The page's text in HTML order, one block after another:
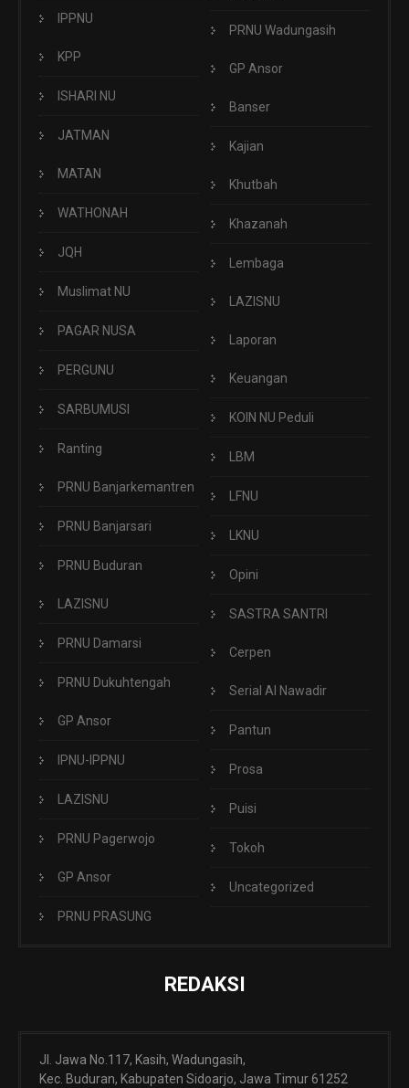
IPPNU
KPP
ISHARI NU
JATMAN
MATAN
WATHONAH
JQH
Muslimat NU
PAGAR NUSA
PERGUNU
SARBUMUSI
Ranting
PRNU Banjarkemantren
PRNU Banjarsari
PRNU Buduran
LAZISNU
PRNU Damarsi
PRNU Dukuhtengah
GP Ansor
IPNU-IPPNU
LAZISNU
PRNU Pagerwojo
GP Ansor
PRNU PRASUNG
PRNU Wadungasih
GP Ansor
Banser
Kajian
Khutbah
Khazanah
Lembaga
LAZISNU
Laporan
Keuangan
KOIN NU Peduli
LBM
LFNU
LKNU
Opini
SASTRA SANTRI
Cerpen
Serial Al Nawadir
Pantun
Prosa
Puisi
Tokoh
Uncategorized
REDAKSI
Jl. Jawa No.117, Kasih, Wadungasih,
Kec. Buduran, Kabupaten Sidoarjo, Jawa Timur 61252